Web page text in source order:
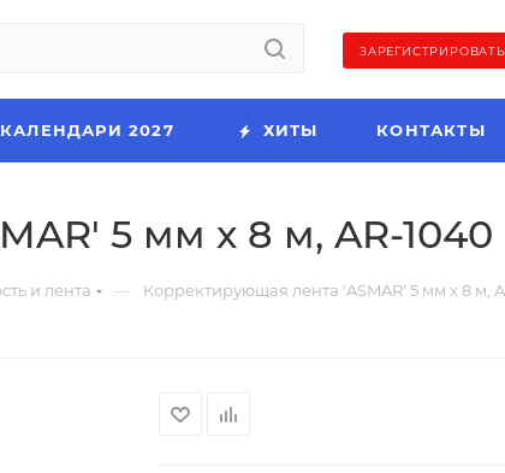
КАЛЕНДАРИ 2027 ХИТЫ КОНТАКТЫ
5 мм х 8 м, AR-1040
и лента — Корректирующая лента 'ASMAR' 5 мм х 8 м,